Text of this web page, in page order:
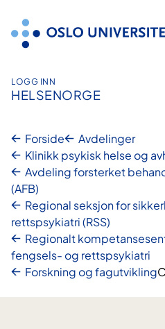
innhold
LOGG INN
HELSENORGE
Forside
Avdelinger
Klinikk psykisk helse og
Avdeling forsterket
(AFB)
Regional seksjon for
rettspsykiatri (RSS)
Regionalt
fengsels- og rettspsykiatri
Forskning og fagutvikling